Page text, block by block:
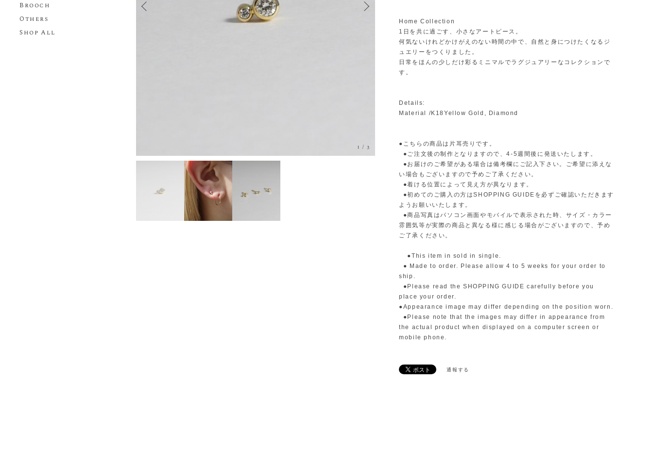
Brooch
Others
Shop All
1 /3
Home Collection
1日を共に過ごす、小さなアートピース。
何気ないけれどかけがえのない時間の中で、自然と身につけたくなるジ
ュエリーをつくりました。
日常をほんの少しだけ彩るミニマルでラグジュアリーなコレクションで
す。
Details:
Material /K18Yellow Gold, Diamond
●こちらの商品は片耳売りです。
●ご注文後の制作となりますので、4-5週間後に発送いたします。
●お届けのご希望がある場合は備考欄にご記入下さい。ご希望に添えな
い場合もございますので予めご了承ください。
●着ける位置によって見え方が異なります。
●初めてのご購入の方はSHOPPING GUIDEを必ずご確認いただきます
ようお願いいたします。
●商品写真はパソコン画面やモバイルで表示された時、サイズ・カラー
雰囲気等が実際の商品と異なる様に感じる場合がございますので、予め
ご了承ください。
●This item in sold in single.
● Made to order. Please allow 4 to 5 weeks for your order to
ship.
●Please read the SHOPPING GUIDE carefully before you
place your order.
●Appearance image may differ depending on the position worn.
●Please note that the images may differ in appearance from
the actual product when displayed on a computer screen or
mobile phone.
通報する